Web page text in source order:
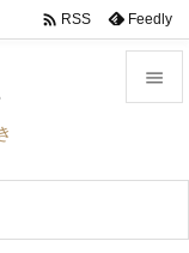


 RSS Feedly